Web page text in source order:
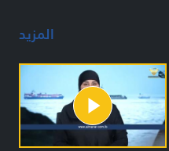
المزيد